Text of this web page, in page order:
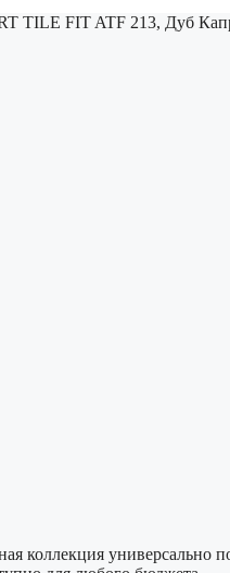
TILE FIT ATF 213, Дуб
универсально